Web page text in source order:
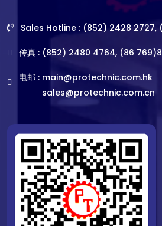
Sales Hotline : (852) 2428 2727,
传真 : (852) 2480 4764, (86
电邮 : main@protechnic.com.hk
sales@protechnic.com.cn